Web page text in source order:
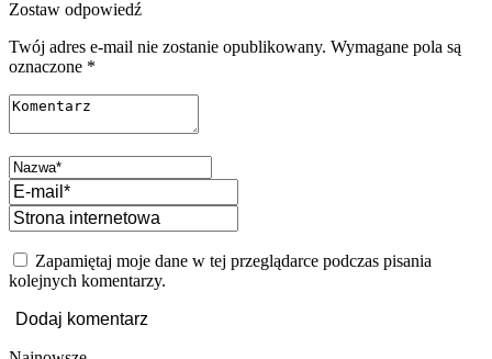
Zostaw odpowiedź
Twój adres e-mail nie zostanie opublikowany. Wymagane pola są
oznaczone *
Zapamiętaj moje dane w tej przeglądarce podczas pisania
kolejnych komentarzy.